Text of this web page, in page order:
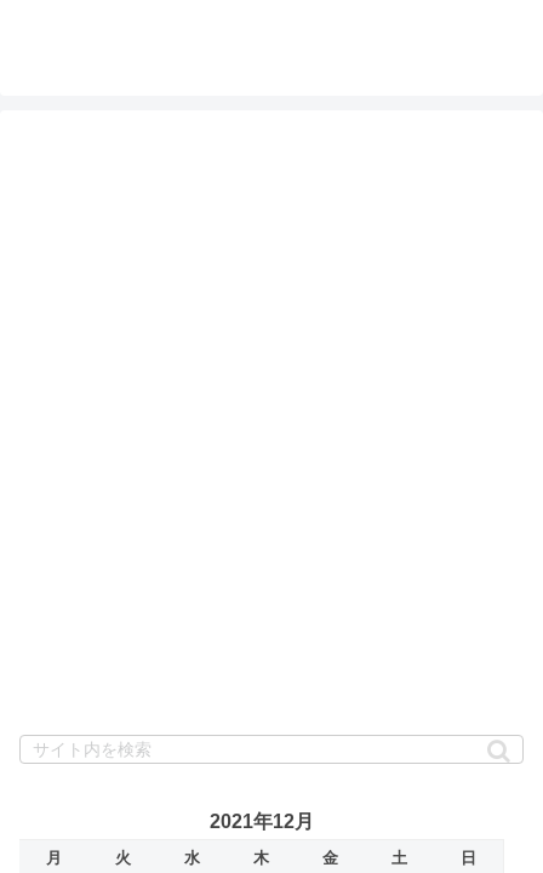
2021年12月
月 火 水 木 金 土
日